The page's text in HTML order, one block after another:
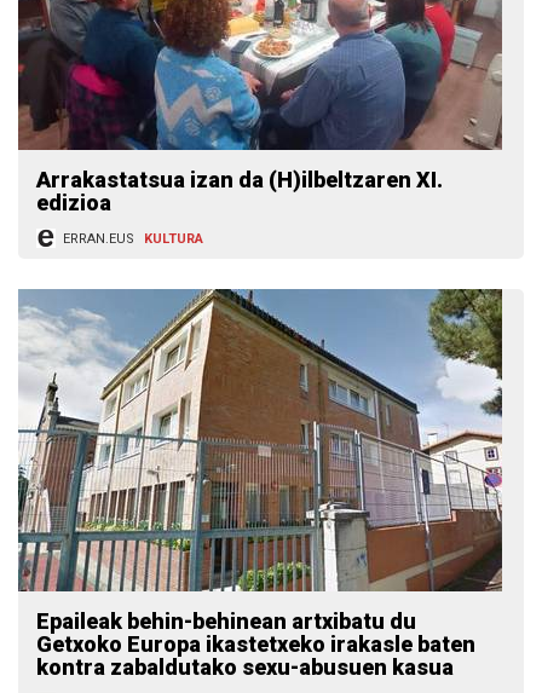
Arrakastatsua izan da (H)ilbeltzaren XI.
edizioa
ERRAN.EUS KULTURA
Epaileak behin-behinean artxibatu du
Getxoko Europa ikastetxeko irakasle baten
kontra zabaldutako sexu-abusuen kasua